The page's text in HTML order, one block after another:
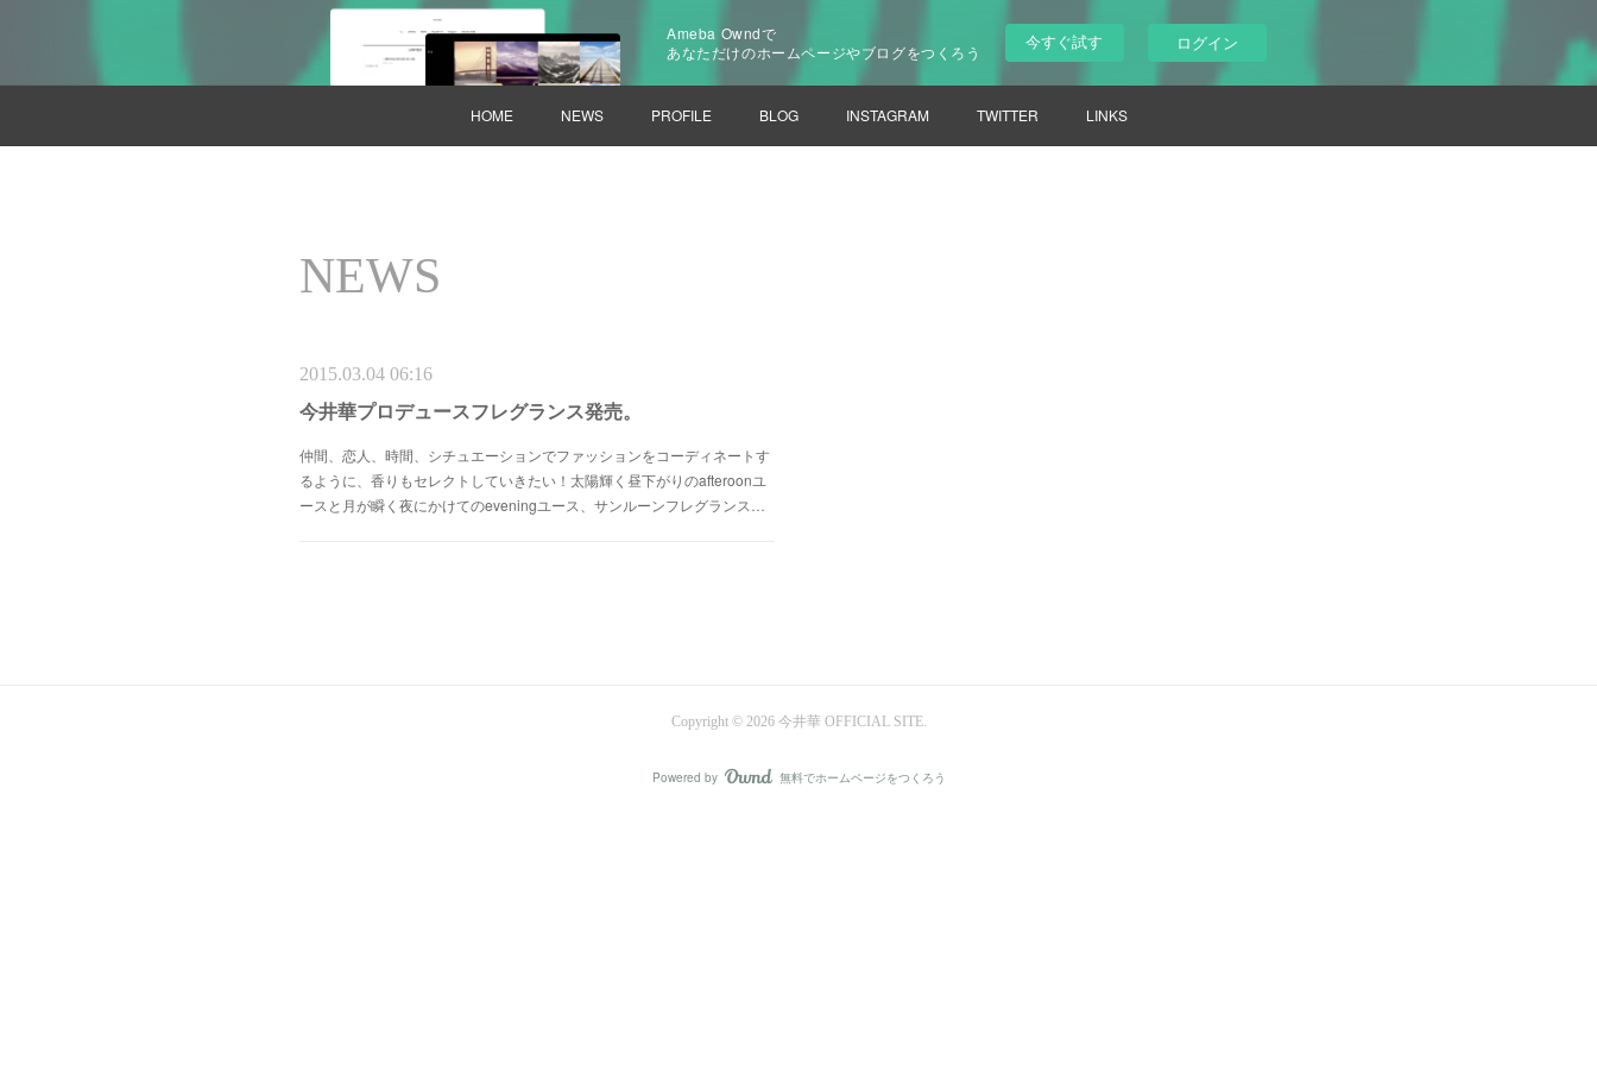
Ameba Owndで
あなただけのホームページやブログをつくろう
今すぐ試す ログイン
HOME NEWS PROFILE BLOG INSTAGRAM TWITTER LINKS
NEWS
2015.03.04 06:16
今井華プロデュースフレグランス発売。
仲間、恋人、時間、シチュエーションでファッションをコーディネートす
るように、香りもセレクトしていきたい！太陽輝く昼下がりのafteroonユ
ースと月が瞬く夜にかけてのeveningユース、サンルーンフレグランス…
Copyright © 2026 今井華 OFFICIAL SITE.
Powered by AmebaOwnd
無料でホームページをつくろう